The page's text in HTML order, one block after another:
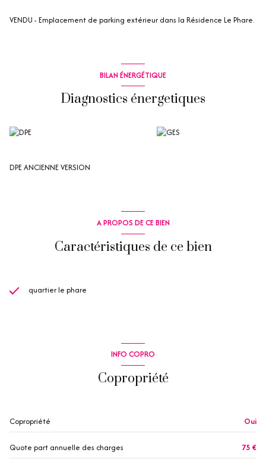
VENDU - Emplacement de parking extérieur dans la Résidence Le Phare.
BILAN ÉNERGÉTIQUE
Diagnostics énergetiques
DPE ANCIENNE VERSION
A PROPOS DE CE BIEN
Caractéristiques de ce bien
quartier le phare
INFO COPRO
Copropriété
Copropriété Oui
Quote part annuelle des charges 75 €